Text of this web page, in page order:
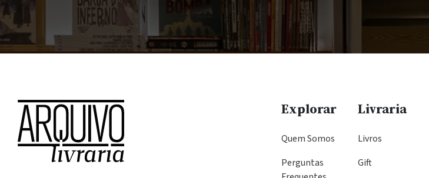
Explorar
Quem Somos
Perguntas
Livraria
Livros
Gift